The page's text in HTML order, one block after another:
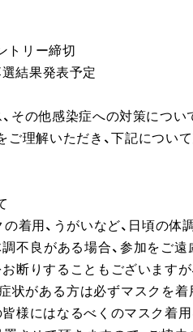
トリー締切
結果発表予定
その他感染症への対策につい
ご理解いただき、下記につい
の着用、うがいなど、日頃の
調不良がある場合、参加をご
断りすることもございますが
症状がある方は必ずマスクを
様にはなるべくのマスク着用